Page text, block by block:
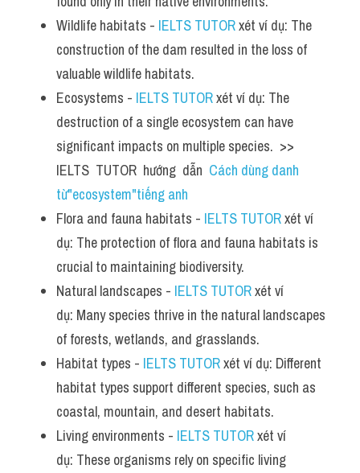
Wildlife habitats - IELTS TUTOR xét ví dụ: The
construction of the dam resulted in the loss of
valuable wildlife habitats.
Ecosystems - IELTS TUTOR xét ví dụ: The
destruction of a single ecosystem can have
significant impacts on multiple species.  >>
IELTS  TUTOR  hướng  dẫn Cách dùng danh
từ"ecosystem"tiếng anh
Flora and fauna habitats - IELTS TUTOR xét ví
dụ: The protection of flora and fauna habitats is
crucial to maintaining biodiversity.
Natural landscapes - IELTS TUTOR xét ví
dụ: Many species thrive in the natural landscapes
of forests, wetlands, and grasslands.
Habitat types - IELTS TUTOR xét ví dụ: Different
habitat types support different species, such as
coastal, mountain, and desert habitats.
Living environments - IELTS TUTOR xét ví
dụ: These organisms rely on specific living